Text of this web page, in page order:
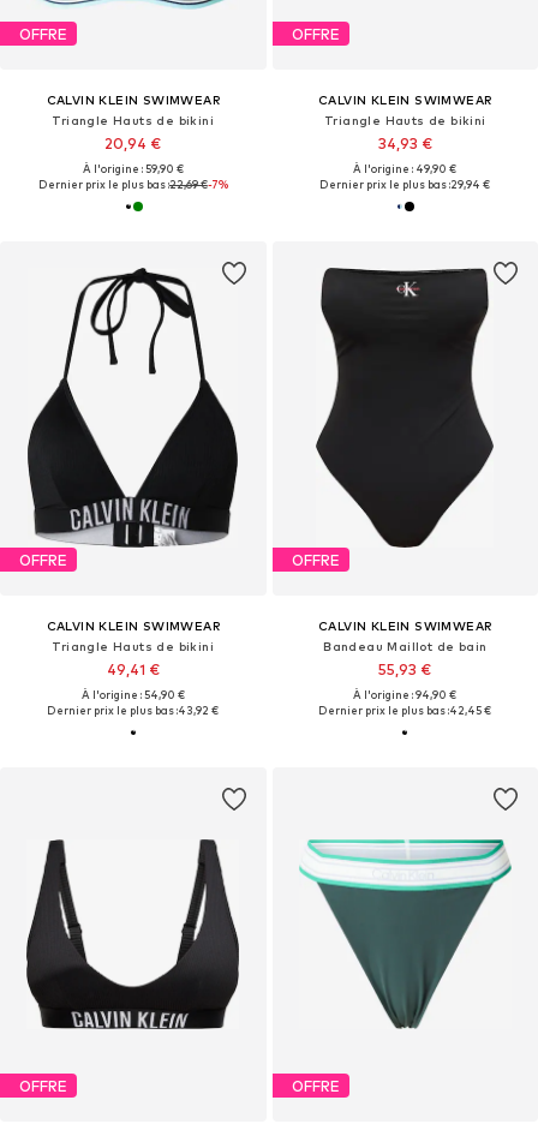
OFFRE
CALVIN KLEIN SWIMWEAR
Triangle Hauts de bikini
20,94 €
À l'origine : 59,90 €
Dernier prix le plus bas :22,69 €-7%
OFFRE
CALVIN KLEIN SWIMWEAR
Triangle Hauts de bikini
34,93 €
À l'origine : 49,90 €
Dernier prix le plus bas :29,94 €
OFFRE
CALVIN KLEIN SWIMWEAR
Triangle Hauts de bikini
49,41 €
À l'origine : 54,90 €
Dernier prix le plus bas :43,92 €
OFFRE
CALVIN KLEIN SWIMWEAR
Bandeau Maillot de bain
55,93 €
À l'origine : 94,90 €
Dernier prix le plus bas :42,45 €
OFFRE OFFRE